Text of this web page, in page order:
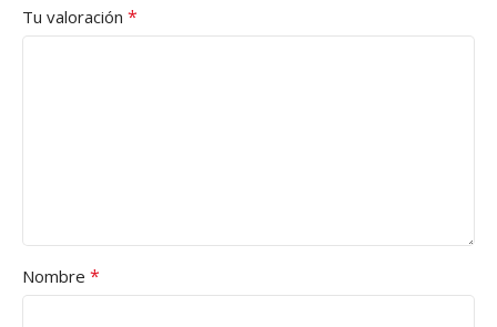
Tu valoración *
Nombre *